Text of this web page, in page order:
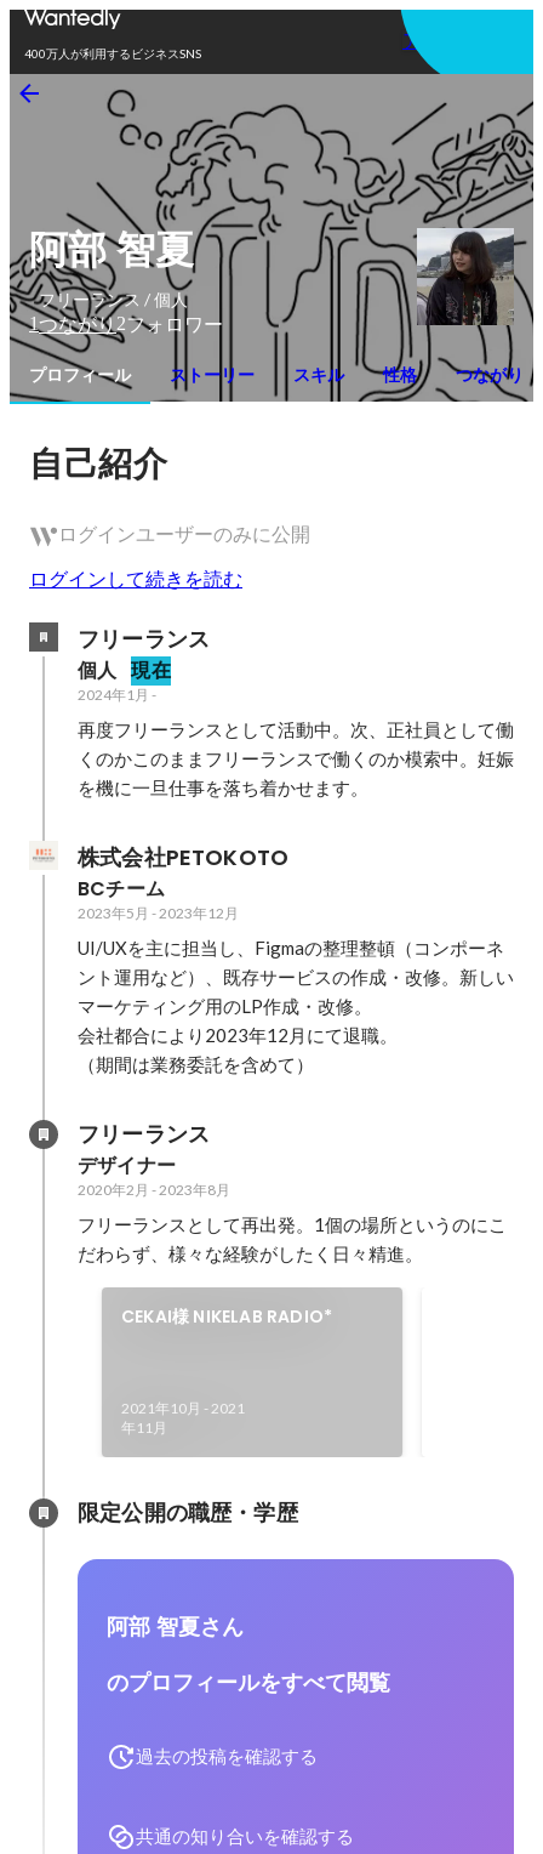
400万人が利用するビジネスSNS
アプリを使う
阿部 智夏
フリーランス / 個人
1つながり 2フォロワー
プロフィール ストーリー スキル 性格 つながり
自己紹介
ログインユーザーのみに公開
ログインして続きを読む
フリーランス
個人 現在
2024年1月 -
再度フリーランスとして活動中。次、正社員として働
くのかこのままフリーランスで働くのか模索中。妊娠
を機に一旦仕事を落ち着かせます。
株式会社PETOKOTO
BCチーム
2023年5月 -2023年12月
UI/UXを主に担当し、Figmaの整理整頓（コンポーネ
ント運用など）、既存サービスの作成・改修。新しい
マーケティング用のLP作成・改修。
会社都合により2023年12月にて退職。
（期間は業務委託を含めて）
フリーランス
デザイナー
2020年2月 -2023年8月
フリーランスとして再出発。1個の場所というのにこ
だわらず、様々な経験がしたく日々精進。
CEKAI様 NIKELAB RADIO*
2021年10月 -2021
年11月
限定公開の職歴・学歴
阿部 智夏さん
のプロフィールをすべて閲覧
過去の投稿を確認する
共通の知り合いを確認する